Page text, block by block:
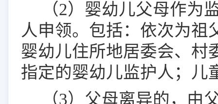
（2） 婴幼儿父母作为
人申领。包括：依次为祖
婴幼儿住所地居委会、村
指定的婴幼儿监护人 ；
儿
（3） 父母离异的，由